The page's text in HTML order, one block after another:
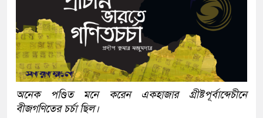
অনেক পণ্ডিত মনে করেন একহাজার গ্রীষ্টপূর্বাব্দেচীনে
বীজগণিতের চর্চা ছিল।